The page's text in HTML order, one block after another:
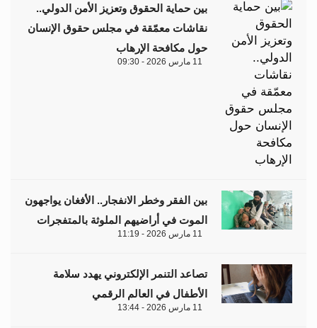
بين حماية الحقوق وتعزيز الأمن الدولي..
نقاشات معمّقة في مجلس حقوق الإنسان
حول مكافحة الإرهاب
11 مارس 2026 - 09:30
بين الفقر وخطر الانفجار.. الأفغان يواجهون
الموت في أراضيهم الملوثة بالمتفجرات
11 مارس 2026 - 11:19
تصاعد التنمر الإلكتروني يهدد سلامة
الأطفال في العالم الرقمي
11 مارس 2026 - 13:44